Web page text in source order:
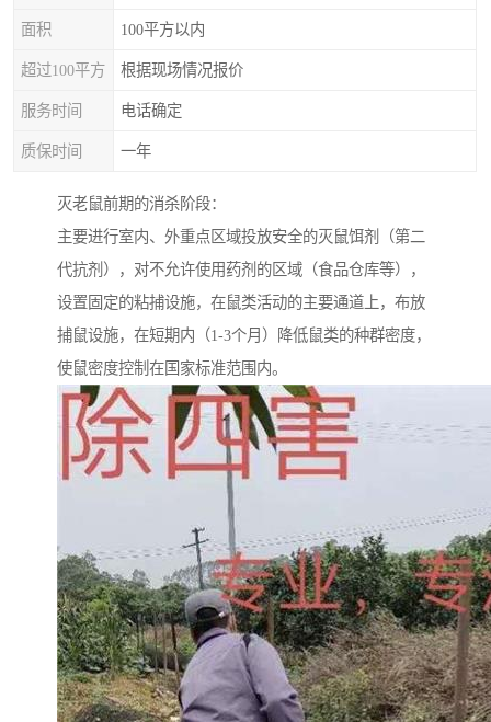
面积 100平方以内
超过100平方 根据现场情况报价
服务时间 电话确定
质保时间 一年
灭老鼠前期的消杀阶段：
主要进行室内、外重点区域投放安全的灭鼠饵剂（第二
代抗剂），对不允许使用药剂的区域（食品仓库等），
设置固定的粘捕设施，在鼠类活动的主要通道上，布放
捕鼠设施，在短期内（1-3个月）降低鼠类的种群密度，
使鼠密度控制在国家标准范围内。